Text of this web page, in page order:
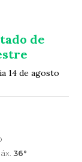
de
14 de agosto
36°